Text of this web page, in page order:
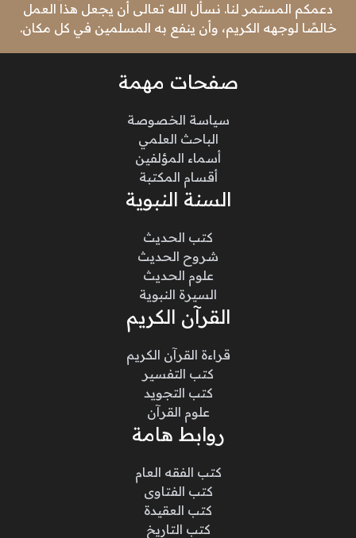
دعمكم المستمر لنا. نسأل الله تعالى أن يجعل هذا العمل
خالصًا لوجهه الكريم، وأن ينفع به المسلمين في كل مكان.
صفحات مهمة
سياسة الخصوصة
الباحث العلمي
أسماء المؤلفين
أقسام المكتبة
السنة النبوية
كتب الحديث
شروح الحديث
علوم الحديث
السيرة النبوية
القرآن الكريم
قراءة القرآن الكريم
كتب التفسير
كتب التجويد
علوم القرآن
روابط هامة
كتب الفقه العام
كتب الفتاوى
كتب العقيدة
كتب التاريخ